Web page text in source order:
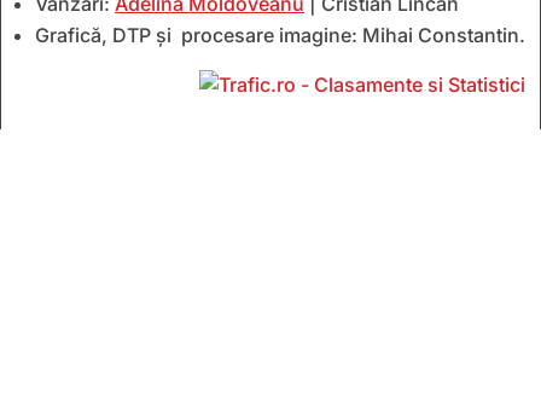
Grafică, DTP și procesare imagine: Mihai Constantin.